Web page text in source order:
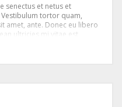
senectus et netus et
tortor quam,
amet, ante. Donec eu libero
ultricies mi vitae est.